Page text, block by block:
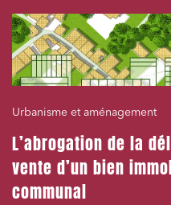
Urbanisme et aménagement
L’abrogation de la
vente d’un bien
communal